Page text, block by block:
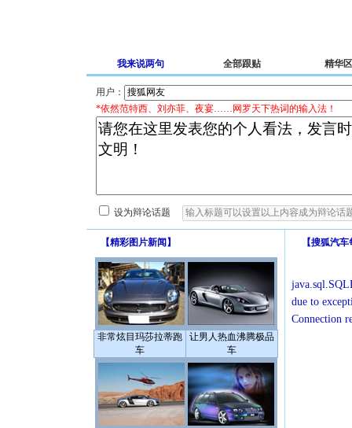
我来说两句 全部跟贴 精华区
用户：
*依然范特西、刘亦菲、夜宴……网罗天下热词的输入法！
设为辩论话题
【精彩图片新闻 】
非常炫目玛莎拉蒂跑
车
让男人热血沸腾极品
车
【搜狐汽车
due to
Connection